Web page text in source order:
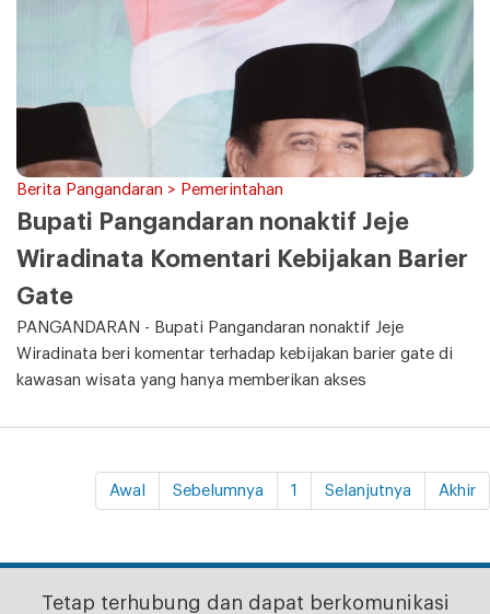
Berita Pangandaran > Pemerintahan
Bupati Pangandaran nonaktif Jeje
Wiradinata Komentari Kebijakan Barier
Gate
PANGANDARAN - Bupati Pangandaran nonaktif Jeje
Wiradinata beri komentar terhadap kebijakan barier gate di
kawasan wisata yang hanya memberikan akses
Awal Sebelumnya 1 Selanjutnya Akhir
Tetap terhubung dan dapat berkomunikasi